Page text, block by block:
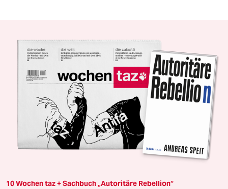
10 Wochen taz + Sachbuch „Autoritäre Rebellion“